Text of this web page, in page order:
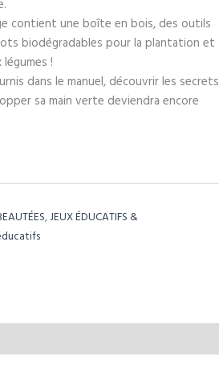
contient une boîte en bois, des outils
biodégradables pour la plantation et
!
dans le manuel, découvrir les secrets
sa main verte deviendra encore
,JEUX ÉDUCATIFS &